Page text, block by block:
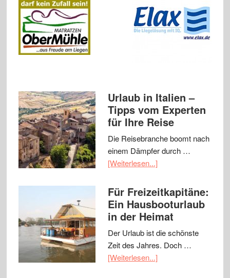
Urlaub in Italien –
Tipps vom Experten
für Ihre Reise
Die Reisebranche boomt nach
einem Dämpfer durch …
[Weiterlesen...]
Für Freizeitkapitäne:
Ein Hausbooturlaub
in der Heimat
Der Urlaub ist die schönste
Zeit des Jahres. Doch …
[Weiterlesen...]